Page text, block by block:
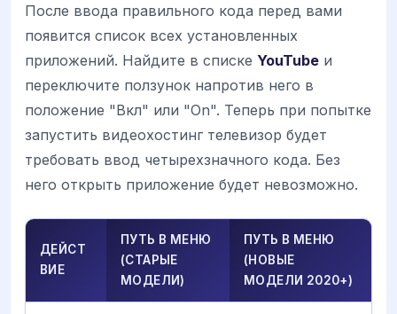
После ввода правильного кода перед вами
появится список всех установленных
приложений. Найдите в списке YouTube и
переключите ползунок напротив него в
положение "Вкл" или "On". Теперь при попытке
запустить видеохостинг телевизор будет
требовать ввод четырехзначного кода. Без
него открыть приложение будет невозможно.
ДЕЙСТ
ВИЕ
ПУТЬ В МЕНЮ
(СТАРЫЕ
МОДЕЛИ)
ПУТЬ В МЕНЮ
(НОВЫЕ
МОДЕЛИ 2020+)